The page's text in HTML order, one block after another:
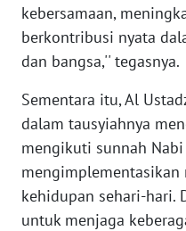
kebersamaan,
berkontribusi nyata
dan bangsa,'' tegasnya.
Sementara itu, Al
dalam tausyiahnya
mengikuti sunnah Nabi
kehidupan sehari-hari.
untuk menjaga
SUMSEL
WN
WN
LAMPUNG
WN
JATENG